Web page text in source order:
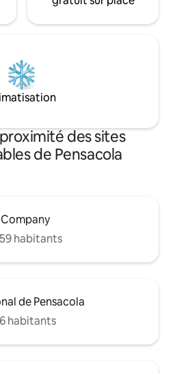
des sites
de Pensacola
habitants
de Pensacola
habitants